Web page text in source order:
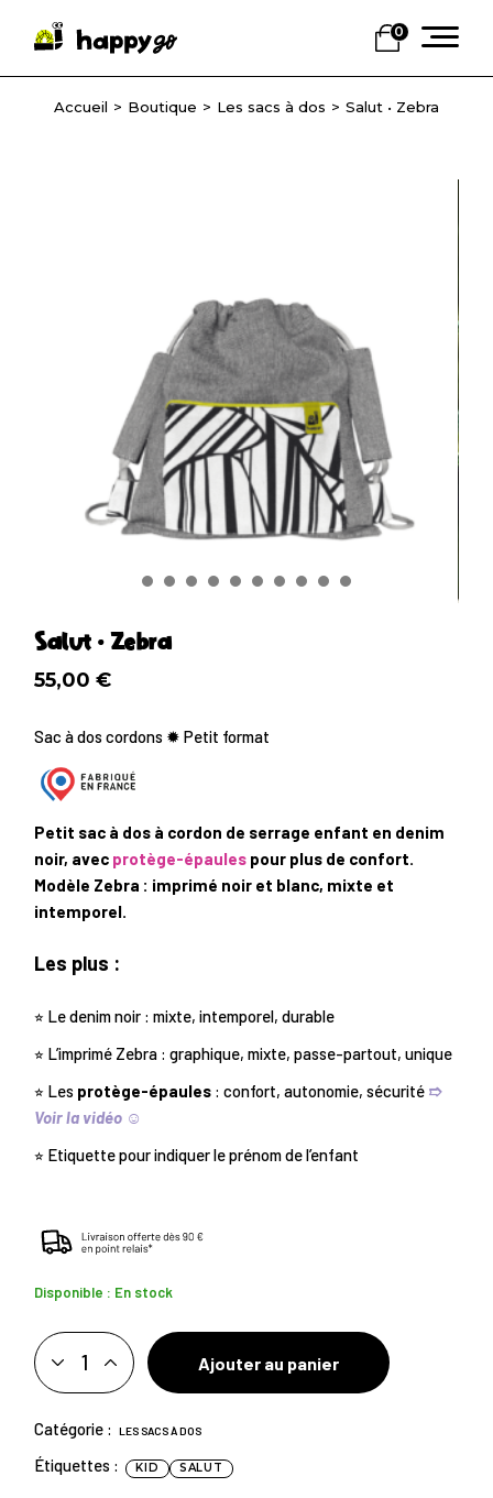
content
0
Boutique Les sacs à dos Salut • Zebra
Salut • Zebra
55,00€
Sac à dos cordons ✹ Petit format
Petit sac à dos à cordon de serrage enfant en denim
noir, avec protège-épaules pour plus de confort.
Modèle Zebra : imprimé noir et blanc, mixte et
intemporel.
Les plus :
⭐︎ Le denim noir : mixte, intemporel, durable
⭐︎ L’imprimé Zebra : graphique, mixte, passe-partout, unique
⭐︎ Les protège-épaules : confort, autonomie, sécurité ➱
Voir la vidéo ☺︎
⭐︎ Etiquette pour indiquer le prénom de l’enfant
Disponible : En stock
SALUT • ZEBRA QUANTITYAjouter au panier
LES SACS À DOS
KID SALUT